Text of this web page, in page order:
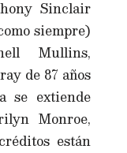
Sinclair
siempre)
Mullins,
de 87 años
se extiende
Monroe,
están